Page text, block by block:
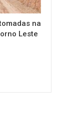
na
Leste